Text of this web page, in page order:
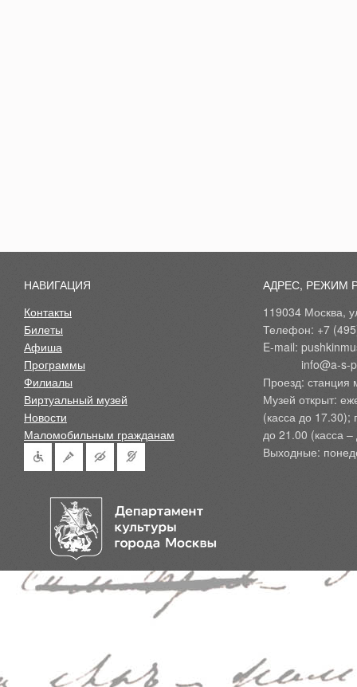
НАВИГАЦИЯ
Контакты
Билеты
Афиша
Программы
Филиалы
Виртуальный музей
Новости
Маломобильным гражданам
АДРЕС, РЕЖИМ
119034 Москва,
Телефон: +7
E-mail:
Проезд: станция
Музей открыт:
(касса до 17.30);
до 21.00 (касса
Выходные: